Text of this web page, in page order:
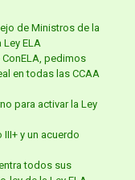
de Ministros de la
ELA
pedimos
en todas las CCAA
para activar la Ley
y un acuerdo
todos sus